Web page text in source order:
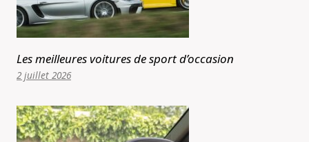
Les meilleures voitures de sport d’occasion
2 juillet 2026